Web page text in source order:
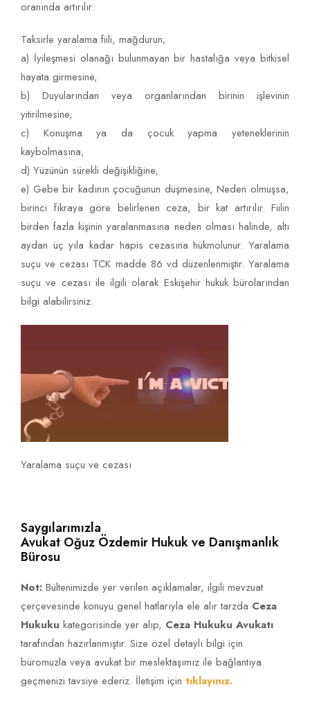
oranında artırılır.
Taksirle yaralama fiili, mağdurun;
a) İyileşmesi olanağı bulunmayan bir hastalığa veya bitkisel
hayata girmesine,
b) Duyularından veya organlarından birinin işlevinin
yitirilmesine,
c) Konuşma ya da çocuk yapma yeteneklerinin
kaybolmasına,
d) Yüzünün sürekli değişikliğine,
e) Gebe bir kadının çocuğunun düşmesine, Neden olmuşsa,
birinci fıkraya göre belirlenen ceza, bir kat artırılır. Fiilin
birden fazla kişinin yaralanmasına neden olması halinde, altı
aydan üç yıla kadar hapis cezasına hükmolunur. Yaralama
suçu ve cezası TCK madde 86 vd düzenlenmiştir. Yaralama
suçu ve cezası ile ilgili olarak Eskişehir hukuk bürolarından
bilgi alabilirsiniz.
Yaralama suçu ve cezası
Saygılarımızla
Avukat Oğuz Özdemir Hukuk ve Danışmanlık
Bürosu
Not: Bültenimizde yer verilen açıklamalar, ilgili mevzuat
çerçevesinde konuyu genel hatlarıyla ele alır tarzda Ceza
Hukuku kategorisinde yer alıp, Ceza Hukuku Avukatı
tarafından hazırlanmıştır. Size özel detaylı bilgi için
büromuzla veya avukat bir meslektaşımız ile bağlantıya
geçmenizi tavsiye ederiz. İletişim için tıklayınız.